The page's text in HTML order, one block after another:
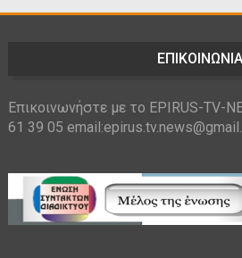
ΕΠΙΚΟΙΝΩΝΙΑ
Επικοινωνήστε με το EPIRUS-TV-
61 39 05